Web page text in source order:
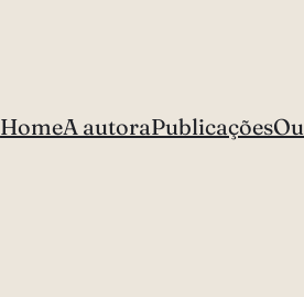
HomeA autoraPublicações